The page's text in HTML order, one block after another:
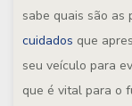
sabe quais são as
cuidados que
seu veículo para
que é vital para o